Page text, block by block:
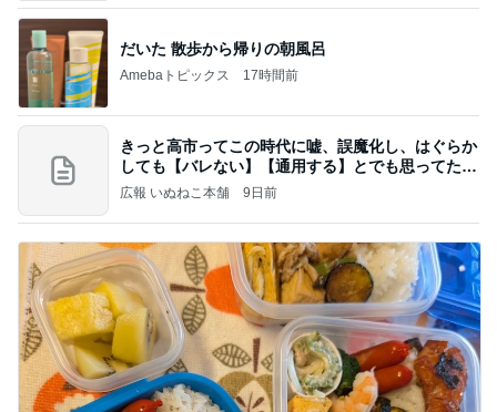
だいた 散歩から帰りの朝風呂
Amebaトピックス 17時間前
きっと高市ってこの時代に嘘、誤魔化し、はぐらか
しても【バレない】【通用する】とでも思ってたん
だろ
広報 いぬねこ本舗 9日前